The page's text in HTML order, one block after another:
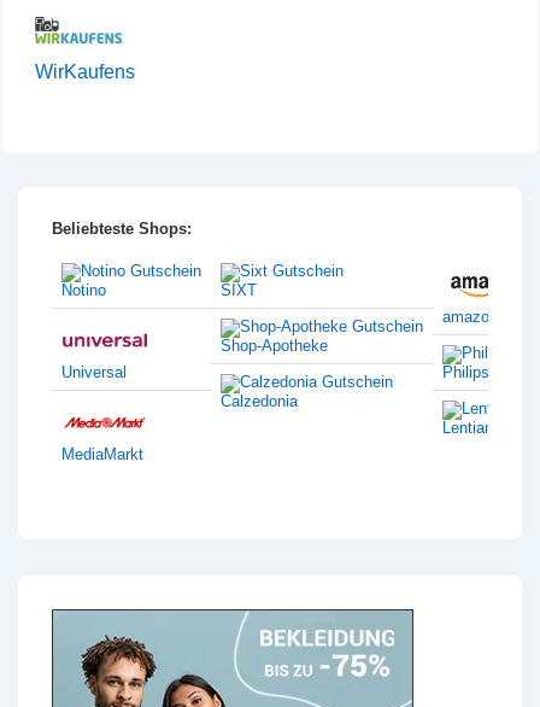
WirKaufens
Beliebteste Shops:
Notino
Universal
MediaMarkt
SIXT
Shop-Apotheke
Calzedonia
amazon
Philips
Lentiamo